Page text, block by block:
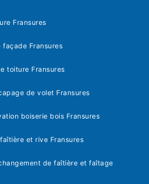
Fransures
façade Fransures
toiture Fransures
de volet Fransures
boiserie bois Fransures
et rive Fransures
de faîtière et faîtage